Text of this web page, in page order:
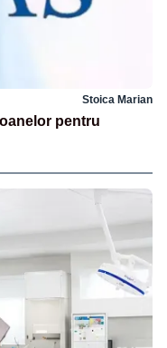
Stoica Marian
pentru